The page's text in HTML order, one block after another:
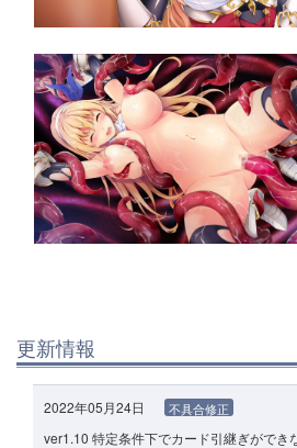
更新情報
2022年05月24日 不具合修正
ver1.10 特定条件下でカード引継ぎができ